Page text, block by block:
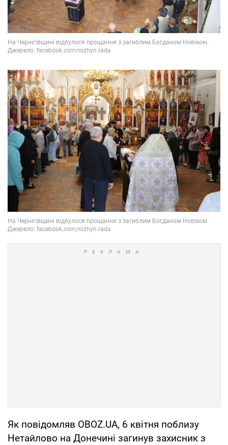
Як повідомляв OBOZ.UA, 6 квітня поблизу
Нетайлово на Донечині загинув захисник з